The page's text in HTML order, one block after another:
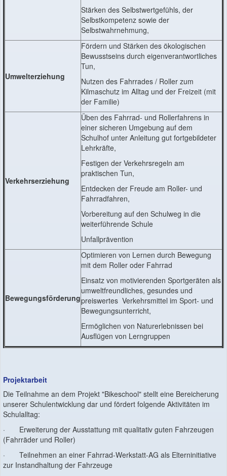
Stärken des Selbstwertgefühls, der
Selbstkompetenz sowie der
Selbstwahrnehmung,
Umwelterziehung
Fördern und Stärken des ökologischen
Bewusstseins durch eigenverantwortliches
Tun,
Nutzen des Fahrrades / Roller zum
Kilmaschutz im Alltag und der Freizeit (mit
der Familie)
Verkehrserziehung
Üben des Fahrrad- und Rollerfahrens in
einer sicheren Umgebung auf dem
Schulhof unter Anleitung gut fortgebildeter
Lehrkräfte,
Festigen der Verkehrsregeln am
praktischen Tun,
Entdecken der Freude am Roller- und
Fahrradfahren,
Vorbereitung auf den Schulweg in die
weiterführende Schule
Unfallprävention
Bewegungsförderung
Optimieren von Lernen durch Bewegung
mit dem Roller oder Fahrrad
Einsatz von motivierenden Sportgeräten als
umweltfreundliches, gesundes und
preiswertes Verkehrsmittel im Sport- und
Bewegungsunterricht,
Ermöglichen von Naturerlebnissen bei
Ausflügen von Lerngruppen
Projektarbeit
Die Teilnahme an dem Projekt "Bikeschool" stellt eine Bereicherung
unserer Schulentwicklung dar und fördert folgende Aktivitäten im
Schulalltag:
· Erweiterung der Ausstattung mit qualitativ guten Fahrzeugen
(Fahrräder und Roller)
· Teilnehmen an einer Fahrrad-Werkstatt-AG als Elterninitiative
zur Instandhaltung der Fahrzeuge